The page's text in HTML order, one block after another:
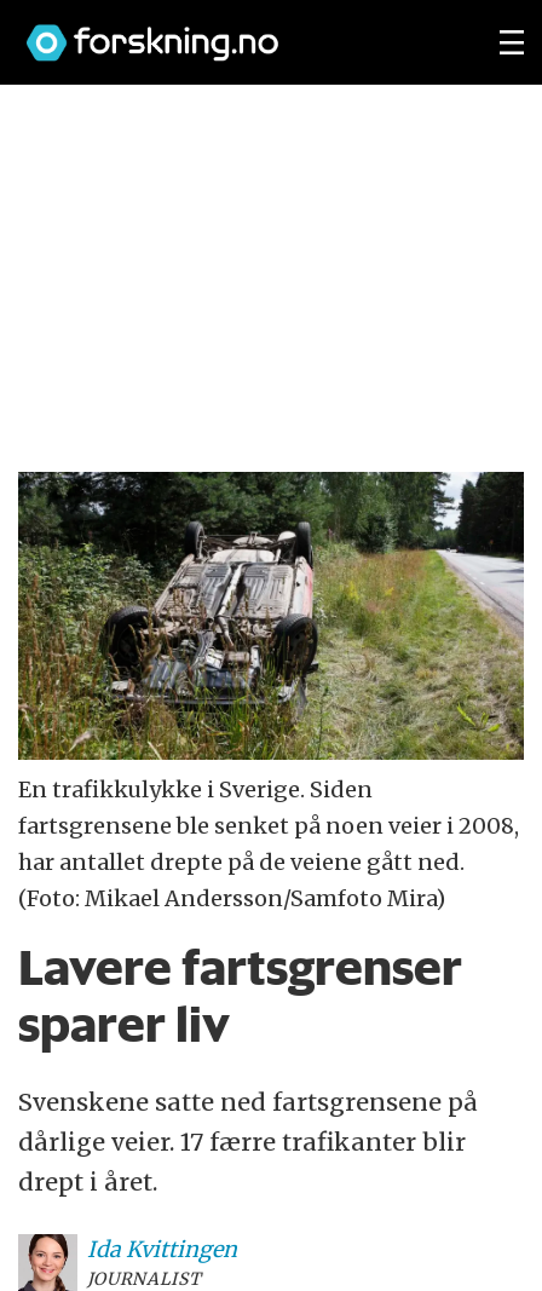
En trafikkulykke i Sverige. Siden
fartsgrensene ble senket på noen veier i 2008,
har antallet drepte på de veiene gått ned.
(Foto: Mikael Andersson/Samfoto Mira)
Lavere fartsgrenser
sparer liv
Svenskene satte ned fartsgrensene på
dårlige veier. 17 færre trafikanter blir
drept i året.
IdaKvittingen
JOURNALIST